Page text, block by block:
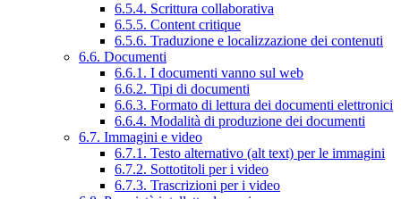
6.5.4. Scrittura collaborativa
6.5.5. Content critique
6.5.6. Traduzione e localizzazione dei contenuti
6.6. Documenti
6.6.1. I documenti vanno sul web
6.6.2. Tipi di documenti
6.6.3. Formato di lettura dei documenti elettronici
6.6.4. Modalità di produzione dei documenti
6.7. Immagini e video
6.7.1. Testo alternativo (alt text) per le immagini
6.7.2. Sottotitoli per i video
6.7.3. Trascrizioni per i video